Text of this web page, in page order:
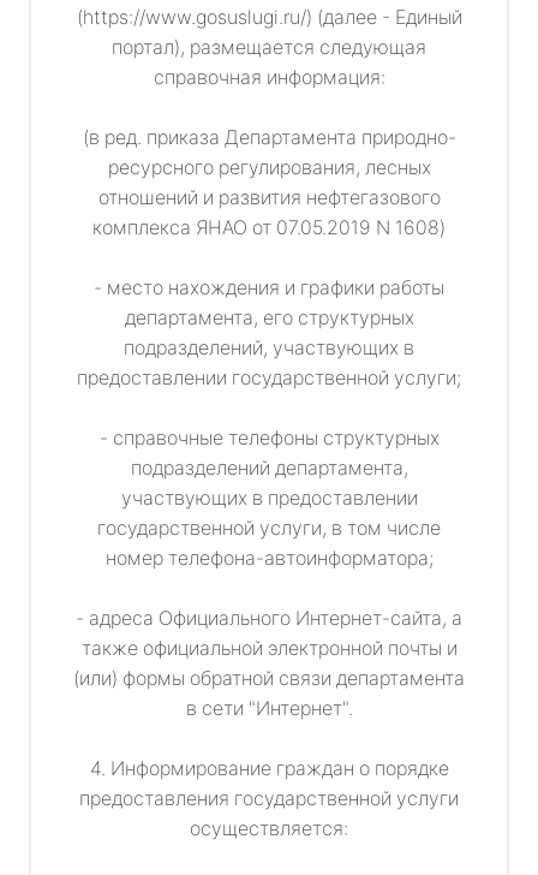
(https://www.gosuslugi.ru/) (далее - Единый
портал), размещается следующая
справочная информация:
(в ред. приказа Департамента природно-
ресурсного регулирования, лесных
отношений и развития нефтегазового
комплекса ЯНАО от 07.05.2019 N 1608)
- место нахождения и графики работы
департамента, его структурных
подразделений, участвующих в
предоставлении государственной услуги;
- справочные телефоны структурных
подразделений департамента,
участвующих в предоставлении
государственной услуги, в том числе
номер телефона-автоинформатора;
- адреса Официального Интернет-сайта, а
также официальной электронной почты и
(или) формы обратной связи департамента
в сети "Интернет".
4. Информирование граждан о порядке
предоставления государственной услуги
осуществляется: